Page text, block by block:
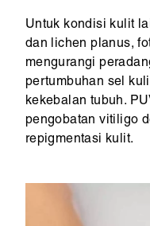
Untuk kondisi kulit
dan lichen planus,
mengurangi
pertumbuhan sel
kekebalan tubuh.
pengobatan vitiligo
repigmentasi kulit.